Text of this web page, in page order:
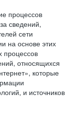
процессов
сведений,
сети
на основе этих
процессов
относящихся
которые
и источников